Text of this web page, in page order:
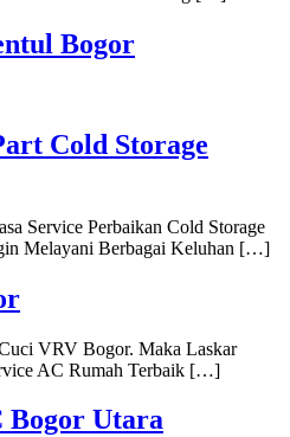
Bogor
Cold Storage
Service Perbaikan Cold Storage
Melayani Berbagai Keluhan […]
VRV Bogor. Maka Laskar
AC Rumah Terbaik […]
Bogor Utara